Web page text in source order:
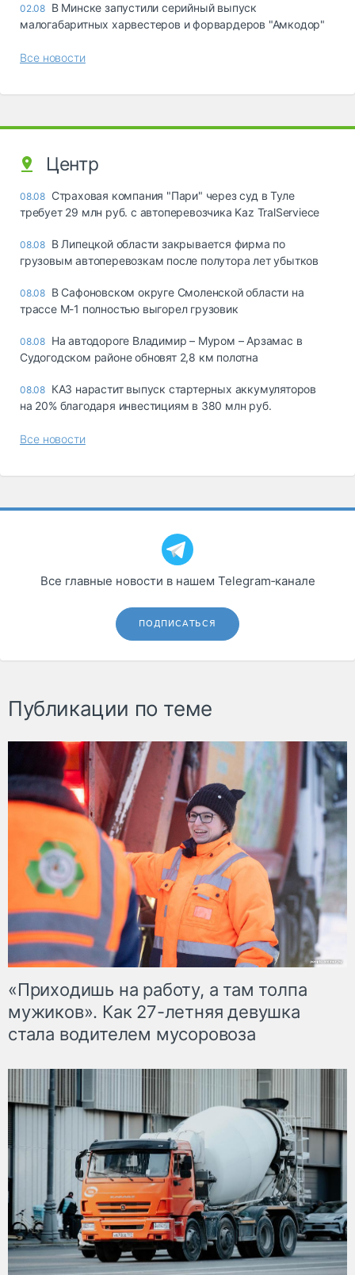
02.08 В Минске запустили серийный выпуск
малогабаритных харвестеров и форвардеров "Амкодор"
Все новости
Центр
08.08 Страховая компания "Пари" через суд в Туле
требует 29 млн руб. с автоперевозчика Kaz TralServiece
08.08 В Липецкой области закрывается фирма по
грузовым автоперевозкам после полутора лет убытков
08.08 В Сафоновском округе Смоленской области на
трассе М-1 полностью выгорел грузовик
08.08 На автодороге Владимир – Муром – Арзамас в
Судогодском районе обновят 2,8 км полотна
08.08 КАЗ нарастит выпуск стартерных аккумуляторов
на 20% благодаря инвестициям в 380 млн руб.
Все новости
Все главные новости в нашем Telegram‑канале
ПОДПИСАТЬСЯ
Публикации по теме
«Приходишь на работу, а там толпа
мужиков». Как 27-летняя девушка
стала водителем мусоровоза